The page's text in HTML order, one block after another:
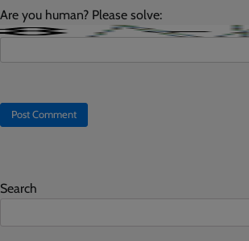
Are you human? Please solve:
Search